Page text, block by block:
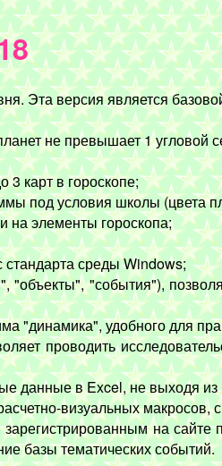
Эта версия является
не превышает 1 угловой
карт в гороскопе;
под условия школы (цвета
элементы гороскопа;
среды Windows;
"события"),
"динамика", удобного для
проводить
данные в Excel, не выходя
визуальных
на сайте
базы тематических событий.